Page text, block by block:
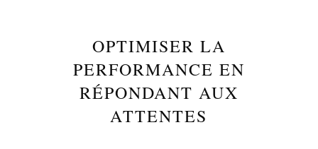
OPTIMISER LA
PERFORMANCE EN
RÉPONDANT AUX
ATTENTES